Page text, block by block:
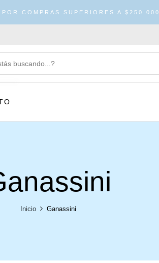
COMPRAS SUPERIORES A $250.000
Inicio Ganassini